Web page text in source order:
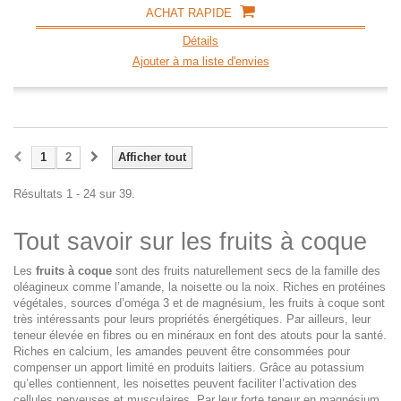
ACHAT RAPIDE
Détails
Ajouter à ma liste d'envies
Afficher tout
1 2
Résultats 1 - 24 sur 39.
Tout savoir sur les fruits à coque
Les fruits à coque sont des fruits naturellement secs de la famille des
oléagineux comme l’amande, la noisette ou la noix. Riches en protéines
végétales, sources d’oméga 3 et de magnésium, les fruits à coque sont
très intéressants pour leurs propriétés énergétiques. Par ailleurs, leur
teneur élevée en fibres ou en minéraux en font des atouts pour la santé.
Riches en calcium, les amandes peuvent être consommées pour
compenser un apport limité en produits laitiers. Grâce au potassium
qu’elles contiennent, les noisettes peuvent faciliter l’activation des